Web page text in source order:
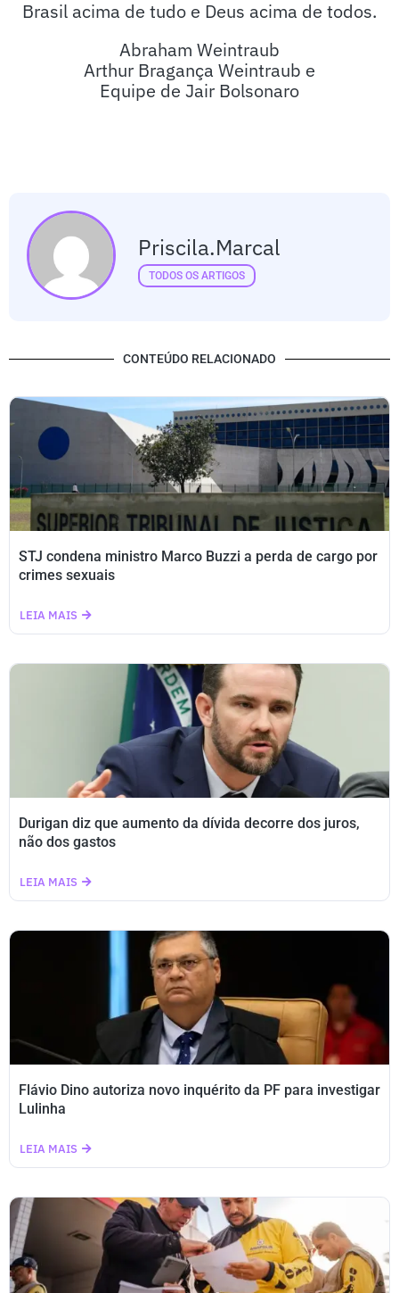
Brasil acima de tudo e Deus acima de todos.
Abraham Weintraub
Arthur Bragança Weintraub e
Equipe de Jair Bolsonaro
Priscila.marcal
TODOS OS ARTIGOS
CONTEÚDO RELACIONADO
STJ condena ministro Marco Buzzi a perda de cargo por
crimes sexuais
LEIA MAIS
Durigan diz que aumento da dívida decorre dos juros,
não dos gastos
LEIA MAIS
Flávio Dino autoriza novo inquérito da PF para investigar
Lulinha
LEIA MAIS